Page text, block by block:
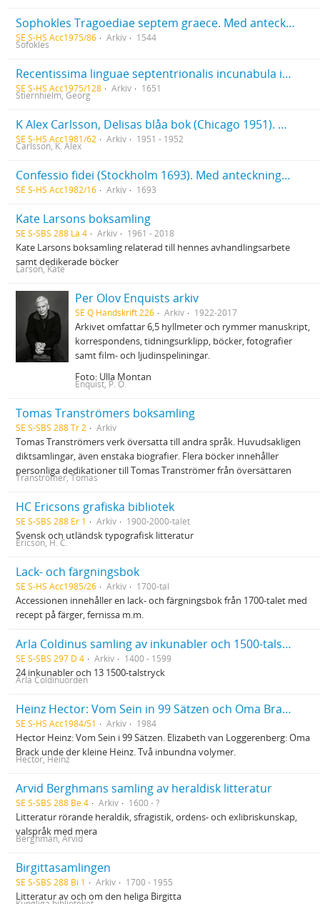
Sophokles Tragoediae septem graece. Med anteckningar av riksrådet Jöran Bengtsson Gylta (d. 1561), vars namnteckning också finns på titelbladet
SE S-HS Acc1975/86 Arkiv 1544
Sofokles
Recentissima linguae septentrionalis incunabula id est grammaticae islandicae rudimenta av Runólfur Jónsson med Georg Stiernhielms understrykningar och anteckningar
SE S-HS Acc1975/128 Arkiv 1651
Stiernhielm, Georg
K Alex Carlsson, Delisas blåa bok (Chicago 1951). Med dedikation och anteckningar av författaren 1952
SE S-HS Acc1981/62 Arkiv 1951 - 1952
Carlsson, K. Alex
Confessio fidei (Stockholm 1693). Med anteckningar framför allt på ett löst blad längst bak i boken. Flera namnteckningar, den första Per Johan Sjöström
SE S-HS Acc1982/16 Arkiv 1693
Kate Larsons boksamling
SE S-SBS 288 La 4 Arkiv 1961 - 2018
Kate Larsons boksamling relaterad till hennes avhandlingsarbete
samt dedikerade böcker
Larson, Kate
Per Olov Enquists arkiv
SE Q Handskrift 226 Arkiv 1922-2017
Arkivet omfattar 6,5 hyllmeter och rymmer manuskript,
korrespondens, tidningsurklipp, böcker, fotografier
samt film- och ljudinspeliningar.
Foto: Ulla Montan
Enquist, P. O.
Tomas Tranströmers boksamling
SE S-SBS 288 Tr 2 Arkiv
Tomas Tranströmers verk översatta till andra språk. Huvudsakligen
diktsamlingar, även enstaka biografier. Flera böcker innehåller
personliga dedikationer till Tomas Tranströmer från översättaren
Tranströmer, Tomas
HC Ericsons grafiska bibliotek
SE S-SBS 288 Er 1 Arkiv 1900-2000-talet
Svensk och utländsk typografisk litteratur
Ericson, H. C.
Lack- och färgningsbok
SE S-HS Acc1985/26 Arkiv 1700-tal
Accessionen innehåller en lack- och färgningsbok från 1700-talet med
recept på färger, fernissa m.m.
Arla Coldinus samling av inkunabler och 1500-talstryck
SE S-SBS 297 D 4 Arkiv 1400 - 1599
24 inkunabler och 13 1500-talstryck
Arla Coldinuorden
Heinz Hector: Vom Sein in 99 Sätzen och Oma Brack und der kleine Heinz
SE S-HS Acc1984/51 Arkiv 1984
Hector Heinz: Vom Sein i 99 Sätzen. Elizabeth van Loggerenberg: Oma
Brack unde der kleine Heinz. Två inbundna volymer.
Hector, Heinz
Arvid Berghmans samling av heraldisk litteratur
SE S-SBS 288 Be 4 Arkiv 1600 - ?
Litteratur rörande heraldik, sfragistik, ordens- och exlibriskunskap,
valspråk med mera
Berghman, Arvid
Birgittasamlingen
SE S-SBS 288 Bi 1 Arkiv 1700 - 1955
Litteratur av och om den heliga Birgitta